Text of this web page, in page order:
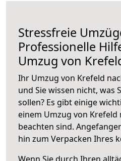
Stressfreie
Professionelle
Umzug von
Ihr Umzug von Krefeld
und Sie wissen nicht, was
sollen? Es gibt einige
einem Umzug von Krefeld
beachten sind.
hin zum Verpacken Ihres